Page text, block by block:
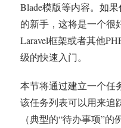
Blade模版等内容。如
的新手，这将是一个很
Laravel框架或者其他
级的快速入门。
本节将通过建立一个任
该任务列表可以用来追
（典型的“待办事项”